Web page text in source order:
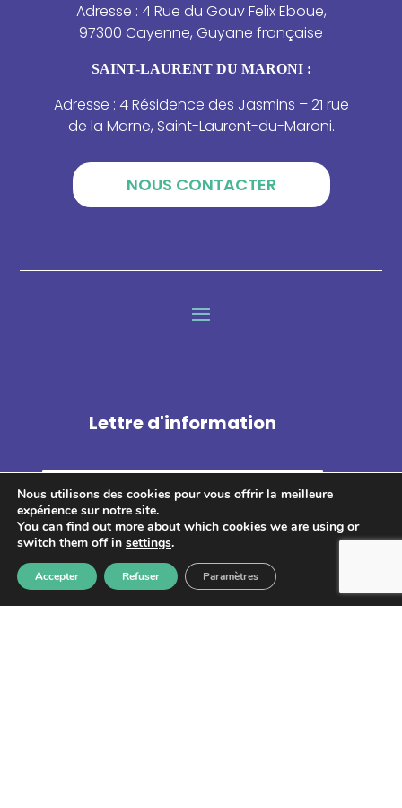
Adresse : 4 Rue du Gouv Felix Eboue,
97300 Cayenne, Guyane française
SAINT-LAURENT DU MARONI :
Adresse : 4 Résidence des Jasmins – 21 rue
de la Marne, Saint-Laurent-du-Maroni.
NOUS CONTACTER
Lettre d'information
S'abonner
Les informations recueillies à partir de ce formulaire sont
enregistrées et transmises à GPS pour le traitement de votre
Nous utilisons des cookies pour vous offrir la meilleure
expérience sur notre site.
You can find out more about which cookies we are using or
switch them off in settings.
Accepter Refuser Paramètres